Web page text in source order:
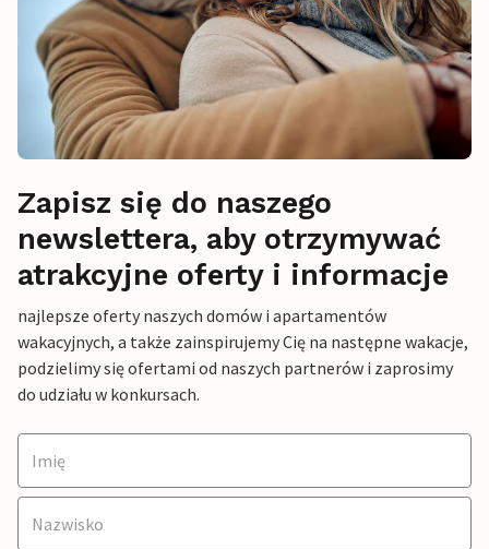
Zapisz się do naszego
newslettera, aby otrzymywać
atrakcyjne oferty i informacje
najlepsze oferty naszych domów i apartamentów
wakacyjnych, a także zainspirujemy Cię na następne wakacje,
podzielimy się ofertami od naszych partnerów i zaprosimy
do udziału w konkursach.